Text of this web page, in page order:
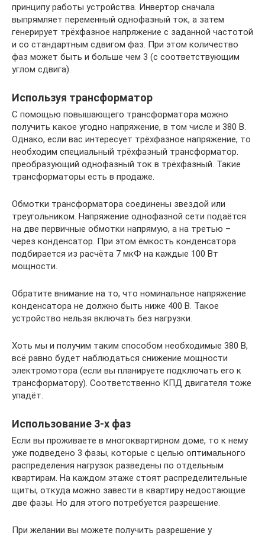
принципу работы устройства. Инвертор сначала
выпрямляет переменный однофазный ток, а затем
генерирует трёхфазное напряжение с заданной частотой
и со стандартным сдвигом фаз. При этом количество
фаз может быть и больше чем 3 (с соответствующим
углом сдвига).
Используя трансформатор
С помощью повышающего трансформатора можно
получить какое угодно напряжение, в том числе и 380 В.
Однако, если вас интересует трёхфазное напряжение, то
необходим специальный трёхфазный трансформатор.
преобразующий однофазный ток в трёхфазный. Такие
трансформаторы есть в продаже.
Обмотки трансформатора соединены звездой или
треугольником. Напряжение однофазной сети подаётся
на две первичные обмотки напрямую, а на третью –
через конденсатор. При этом ёмкость конденсатора
подбирается из расчёта 7 мкФ на каждые 100 Вт
мощности.
Обратите внимание на то, что номинальное напряжение
конденсатора не должно быть ниже 400 В. Такое
устройство нельзя включать без нагрузки.
Хоть мы и получим таким способом необходимые 380 В,
всё равно будет наблюдаться снижение мощности
электромотора (если вы планируете подключать его к
трансформатору). Соответственно КПД двигателя тоже
упадёт.
Использование 3-х фаз
Если вы проживаете в многоквартирном доме, то к нему
уже подведено 3 фазы, которые с целью оптимального
распределения нагрузок разведены по отдельным
квартирам. На каждом этаже стоят распределительные
щиты, откуда можно завести в квартиру недостающие
две фазы. Но для этого потребуется разрешение.
При желании вы можете получить разрешение у